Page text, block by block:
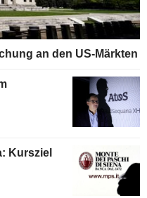
an den US-Märkten
Kursziel